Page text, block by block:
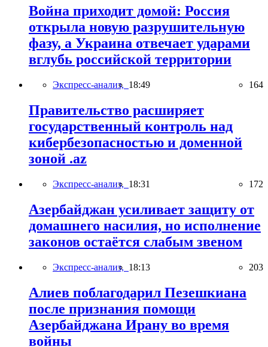
Война приходит домой: Россия
открыла новую разрушительную
фазу, а Украина отвечает ударами
вглубь российской территории
Экспресс-анализ, 18:49 164
Правительство расширяет
государственный контроль над
кибербезопасностью и доменной
зоной .az
Экспресс-анализ, 18:31 172
Азербайджан усиливает защиту от
домашнего насилия, но исполнение
законов остаётся слабым звеном
Экспресс-анализ, 18:13 203
Алиев поблагодарил Пезешкиана
после признания помощи
Азербайджана Ирану во время
войны